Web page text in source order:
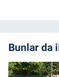
Bunlar da